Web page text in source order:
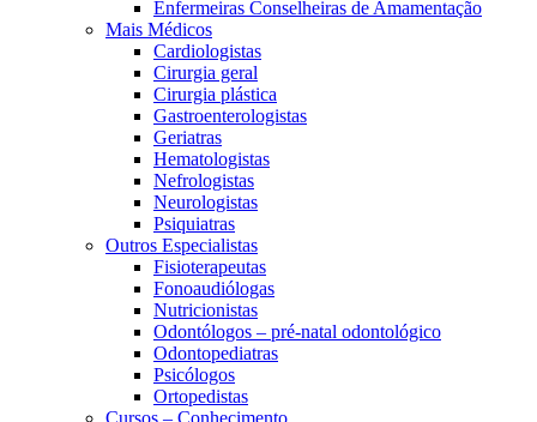
Enfermeiras Conselheiras de Amamentação
Mais Médicos
Cardiologistas
Cirurgia geral
Cirurgia plástica
Gastroenterologistas
Geriatras
Hematologistas
Nefrologistas
Neurologistas
Psiquiatras
Outros Especialistas
Fisioterapeutas
Fonoaudiólogas
Nutricionistas
Odontólogos – pré-natal odontológico
Odontopediatras
Psicólogos
Ortopedistas